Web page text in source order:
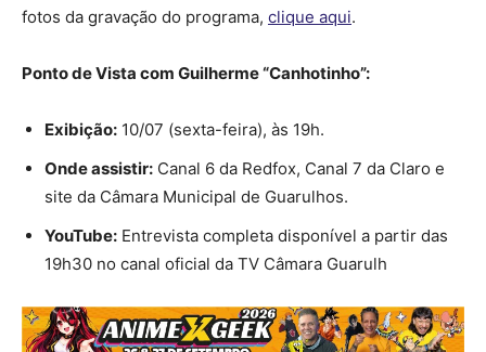
fotos da gravação do programa, clique aqui.
Ponto de Vista com Guilherme “Canhotinho”:
Exibição: 10/07 (sexta-feira), às 19h.
Onde assistir: Canal 6 da Redfox, Canal 7 da Claro e
site da Câmara Municipal de Guarulhos.
YouTube: Entrevista completa disponível a partir das
19h30 no canal oficial da TV Câmara Guarulh